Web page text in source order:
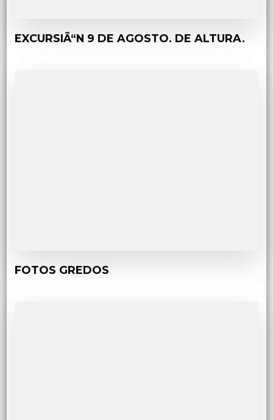
EXCURSIÃ“N 9 DE AGOSTO. DE ALTURA.
FOTOS GREDOS